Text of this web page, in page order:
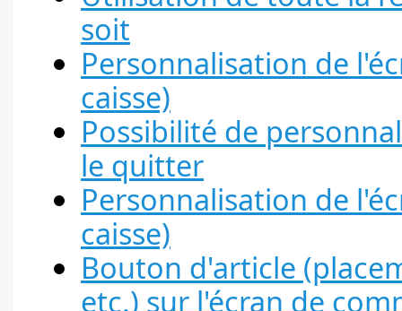
soit
Personnalisation de
caisse)
Possibilité de
le quitter
Personnalisation de
caisse)
Bouton d'article
etc.) sur l'écran de